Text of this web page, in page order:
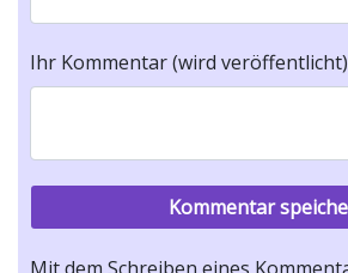
Ihr Kommentar (wird veröffentlicht)